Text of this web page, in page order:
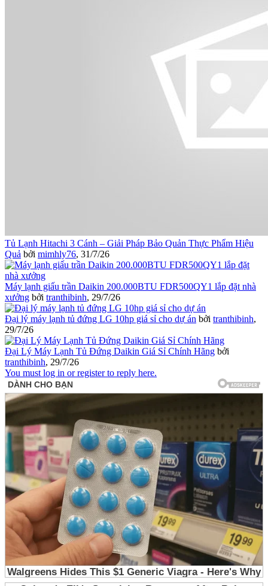
Tủ Lạnh Hitachi 3 Cánh – Giải Pháp Bảo Quản Thực Phẩm Hiệu
Quả bởi mimhly76, 31/7/26
Máy lạnh giấu trần Daikin 200.000BTU FDR500QY1 lắp đặt nhà
xưởng bởi tranthibinh, 29/7/26
Đại lý máy lạnh tủ đứng LG 10hp giá sỉ cho dự án bởi tranthibinh,
29/7/26
Đại Lý Máy Lạnh Tủ Đứng Daikin Giá Sỉ Chính Hãng bởi
tranthibinh, 29/7/26
You must log in or register to reply here.